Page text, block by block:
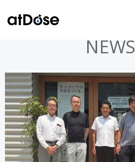
ン
ツ
ス
キ
ッ
プ
NEWS